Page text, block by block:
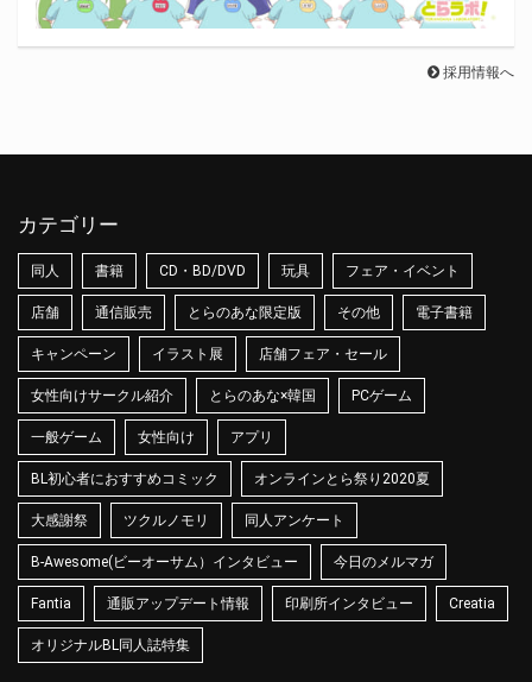
採用情報へ
カテゴリー
同人 書籍 CD・BD/DVD 玩具 フェア・イベント
店舗 通信販売 とらのあな限定版 その他 電子書籍
キャンペーン イラスト展 店舗フェア・セール
女性向けサークル紹介 とらのあな×韓国 PCゲーム
一般ゲーム 女性向け アプリ
BL初心者におすすめコミック オンラインとら祭り2020夏
大感謝祭 ツクルノモリ 同人アンケート
B-Awesome(ビーオーサム）インタビュー 今日のメルマガ
Fantia 通販アップデート情報 印刷所インタビュー Creatia
オリジナルBL同人誌特集